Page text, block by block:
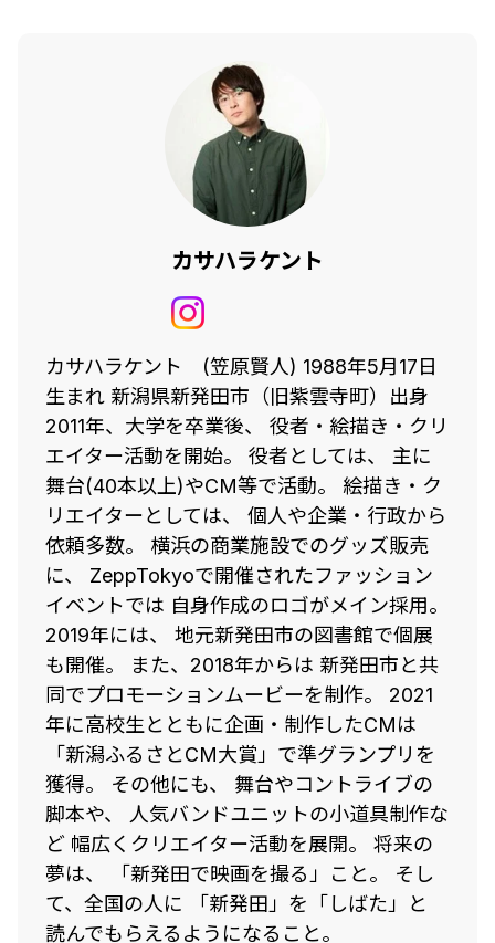
カサハラケント
カサハラケント (笠原賢人) 1988年5月17日
生まれ 新潟県新発田市（旧紫雲寺町）出身
2011年、大学を卒業後、 役者・絵描き・クリ
エイター活動を開始。 役者としては、 主に
舞台(40本以上)やCM等で活動。 絵描き・ク
リエイターとしては、 個人や企業・行政から
依頼多数。 横浜の商業施設でのグッズ販売
に、 ZeppTokyoで開催されたファッション
イベントでは 自身作成のロゴがメイン採用。
2019年には、 地元新発田市の図書館で個展
も開催。 また、2018年からは 新発田市と共
同でプロモーションムービーを制作。 2021
年に高校生とともに企画・制作したCMは
「新潟ふるさとCM大賞」で準グランプリを
獲得。 その他にも、 舞台やコントライブの
脚本や、 人気バンドユニットの小道具制作な
ど 幅広くクリエイター活動を展開。 将来の
夢は、 「新発田で映画を撮る」こと。 そし
て、全国の人に 「新発田」を「しばた」と
読んでもらえるようになること。